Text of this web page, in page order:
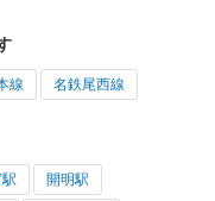
線 名鉄尾西線
開明駅